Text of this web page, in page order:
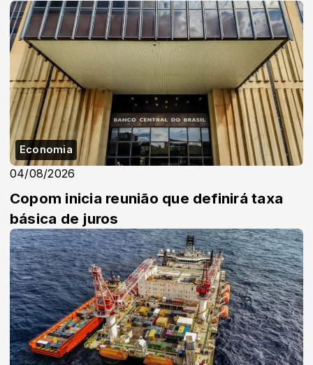
Economia
04/08/2026
Copom inicia reunião que definirá taxa
básica de juros